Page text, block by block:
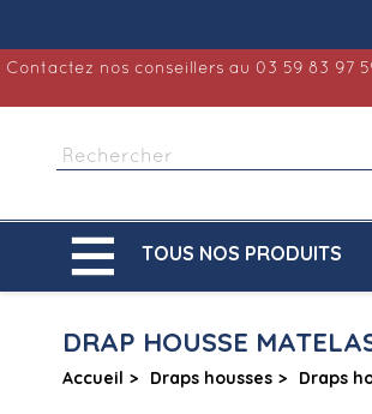
Contactez nos conseillers au 03 59 83 97
 TOUS NOS PRODUITS
DRAP HOUSSE
Accueil Draps housses Draps